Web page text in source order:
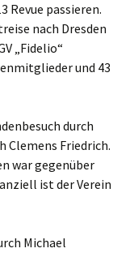
Revue passieren.
nach Dresden
„Fidelio“
und 43
durch
Clemens Friedrich.
war gegenüber
ist der Verein
Michael